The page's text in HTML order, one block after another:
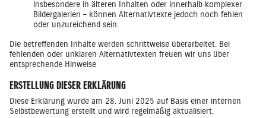
insbesondere in älteren Inhalten oder innerhalb komplexer
Bildergalerien – können Alternativtexte jedoch noch fehlen
oder unzureichend sein.
Die betreffenden Inhalte werden schrittweise überarbeitet. Bei
fehlenden oder unklaren Alternativtexten freuen wir uns über
entsprechende Hinweise
ERSTELLUNG DIESER ERKLÄRUNG
Diese Erklärung wurde am 28. Juni 2025 auf Basis einer internen
Selbstbewertung erstellt und wird regelmäßig aktualisiert.